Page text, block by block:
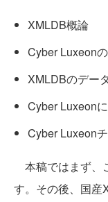
XMLDB概論
Cyber Luxeon
XMLDBのデー
Cyber Luxeon
Cyber Luxeon
本稿ではまず、
す。その後、国産